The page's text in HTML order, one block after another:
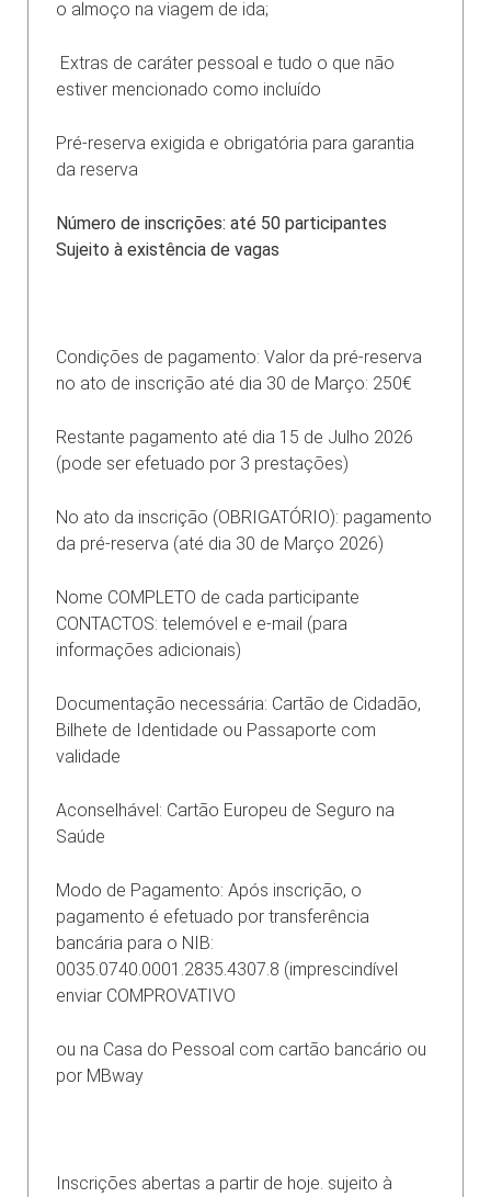
o almoço na viagem de ida;
Extras de caráter pessoal e tudo o que não
estiver mencionado como incluído
Pré-reserva exigida e obrigatória para garantia
da reserva
Número de inscrições: até 50 participantes
Sujeito à existência de vagas
Condições de pagamento: Valor da pré-reserva
no ato de inscrição até dia 30 de Março: 250€
Restante pagamento até dia 15 de Julho 2026
(pode ser efetuado por 3 prestações)
No ato da inscrição (OBRIGATÓRIO): pagamento
da pré-reserva (até dia 30 de Março 2026)
Nome COMPLETO de cada participante
CONTACTOS: telemóvel e e-mail (para
informações adicionais)
Documentação necessária: Cartão de Cidadão,
Bilhete de Identidade ou Passaporte com
validade
Aconselhável: Cartão Europeu de Seguro na
Saúde
Modo de Pagamento: Após inscrição, o
pagamento é efetuado por transferência
bancária para o NIB:
0035.0740.0001.2835.4307.8 (imprescindível
enviar COMPROVATIVO
ou na Casa do Pessoal com cartão bancário ou
por MBway
Inscrições abertas a partir de hoje. sujeito à